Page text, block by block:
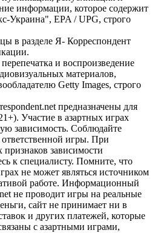
информации, которое содержит
Украина", EPA / UPG, строго
в разделе Я- Корреспондент
и воспроизведение
материалов,
Getty Images, строго
предназначены для
Участие в азартных играх
зависимость. Соблюдайте
игры. При
зависимости
к специалисту. Помните, что
не может являться источником
работе. Информационный
не проводит игры на реальные
сайт не принимает ни в
и других платежей, которые
с азартными играми,